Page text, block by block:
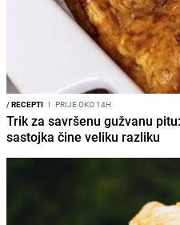
/RECEPTI I PRIJE OKO 14H
Trik za savršenu gužvanu
sastojka čine veliku razliku